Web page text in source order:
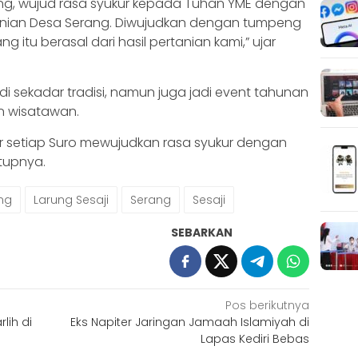
Desa Serang. Diwujudkan dengan tumpeng
itu berasal dari hasil pertanian kami,” ujar
sekadar tradisi, namun juga jadi event tahunan
wisatawan.
setiap Suro mewujudkan rasa syukur dengan
Larung Sesaji Serang Sesaji
SEBARKAN
di
Pos berikutnya
Eks Napiter Jaringan Jamaah Islamiyah di
Lapas Kediri Bebas